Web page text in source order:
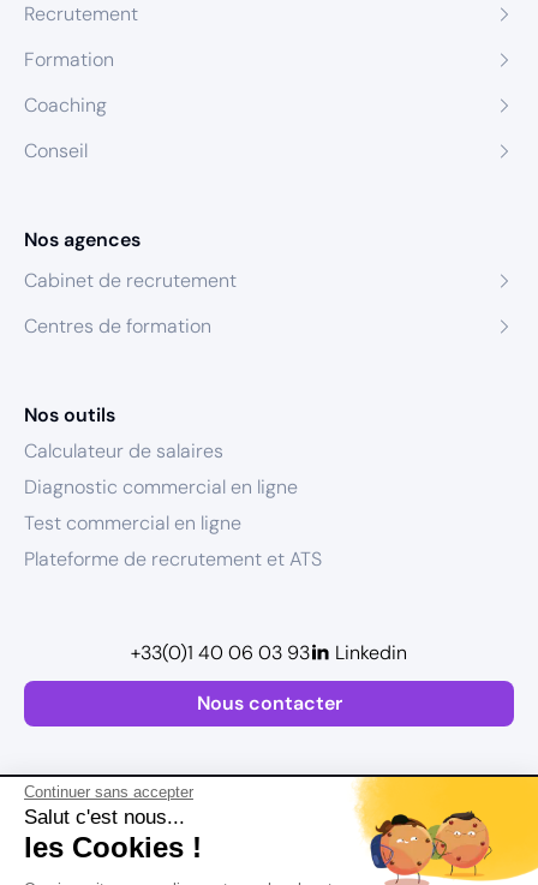
Continuer sans accepter
Salut c'est nous...
les Cookies !
Recrutement
Formation
Coaching
Conseil
Nos agences
Cabinet de recrutement
Centres de formation
Nos outils
Calculateur de salaires
Diagnostic commercial en ligne
Test commercial en ligne
Plateforme de recrutement et ATS
Nous contacter
+33(0)1 40 06 03 93 Linkedin